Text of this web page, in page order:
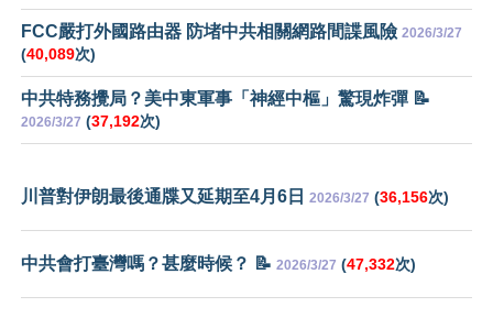
FCC嚴打外國路由器 防堵中共相關網路間諜風險 2026/3/27
(40,089次)
中共特務攪局？美中東軍事「神經中樞」驚現炸彈 📝
2026/3/27 (37,192次)
川普對伊朗最後通牒又延期至4月6日 2026/3/27 (36,156次)
中共會打臺灣嗎？甚麼時候？ 📝 2026/3/27 (47,332次)